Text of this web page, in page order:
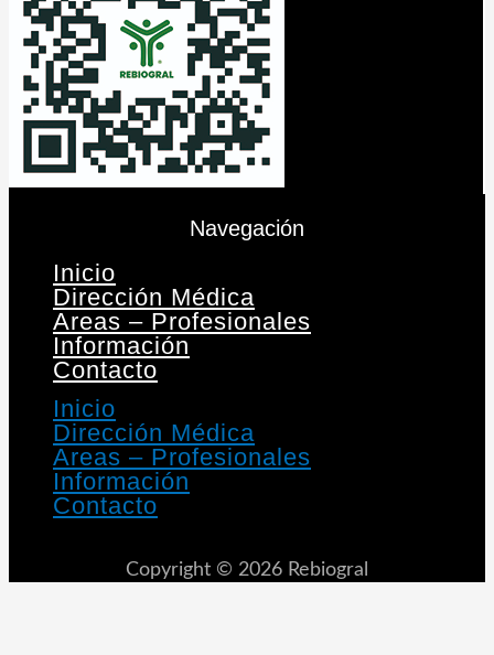
Navegación
Inicio
Dirección Médica
Areas – Profesionales
Información
Contacto
Inicio
Dirección Médica
Areas – Profesionales
Información
Contacto
Copyright © 2026 Rebiogral